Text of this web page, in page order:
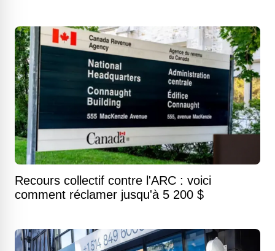
Recours collectif contre l'ARC : voici
comment réclamer jusqu'à 5 200 $